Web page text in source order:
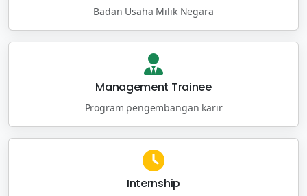
Badan Usaha Milik Negara
Management Trainee
Program pengembangan karir
Internship